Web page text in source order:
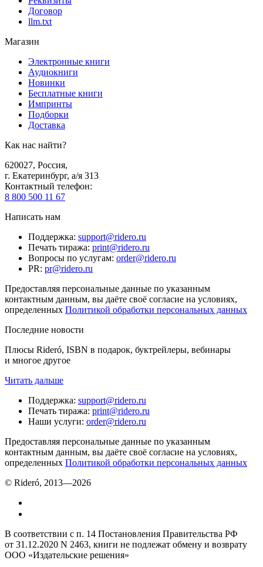
Договор
llm.txt
Магазин
Электронные книги
Аудиокниги
Новинки
Бесплатные книги
Импринты
Подборки
Доставка
Как нас найти?
620027, Россия,
г. Екатеринбург, а/я 313
Контактный телефон:
8 800 500 11 67
Написать нам
Поддержка: support@ridero.ru
Печать тиража: print@ridero.ru
Вопросы по услугам: order@ridero.ru
PR: pr@ridero.ru
Предоставляя персональные данные по указанным
контактным данным, вы даёте своё согласие на условиях,
определенных Политикой обработки персональных данных
Последние новости
Плюсы Rideró, ISBN в подарок, буктрейлеры, вебинары
и многое другое
Читать дальше
Поддержка: support@ridero.ru
Печать тиража: print@ridero.ru
Наши услуги: order@ridero.ru
Предоставляя персональные данные по указанным
контактным данным, вы даёте своё согласие на условиях,
определенных Политикой обработки персональных данных
© Rideró, 2013—2026
В соответствии с п. 14 Постановления Правительства РФ
от 31.12.2020 N 2463, книги не подлежат обмену и возврату
ООО «Издательские решения»